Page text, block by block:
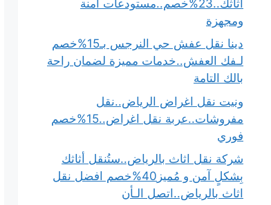
أثاثك..23%خصم..مستودعات آمنة
ومجهزة
دينا نقل عفش حي النرجس بـ15%خصم
لـفك العفش..خدمات مميزة لضمان راحة
بالك التامة
ونيت نقل اغراض الرياض..نقل
مفروشات..عربة نقل اغراض..15%خصم
فوري
شركة نقل اثاث بالرياض..ستُنقل أثاثك
بِشكلٍ آمن و مُميز40%خصم افضل نقل
اثاث بالرياض..اتصل الـأن